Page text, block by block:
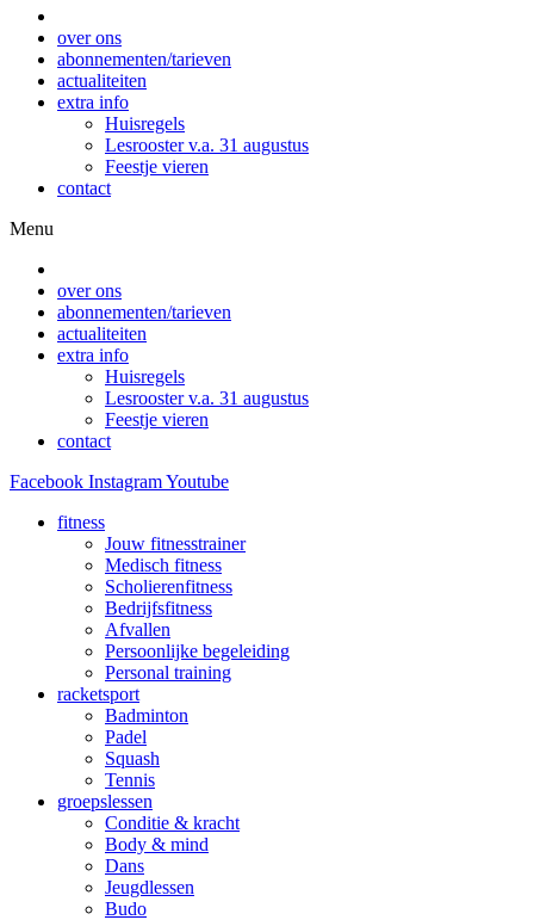
over ons
abonnementen/tarieven
actualiteiten
extra info
Huisregels
Lesrooster v.a. 31 augustus
Feestje vieren
contact
Menu
over ons
abonnementen/tarieven
actualiteiten
extra info
Huisregels
Lesrooster v.a. 31 augustus
Feestje vieren
contact
Facebook InstagramYoutube
fitness
Jouw fitnesstrainer
Medisch fitness
Scholierenfitness
Bedrijfsfitness
Afvallen
Persoonlijke begeleiding
Personal training
racketsport
Badminton
Padel
Squash
Tennis
groepslessen
Conditie & kracht
Body & mind
Dans
Jeugdlessen
Budo